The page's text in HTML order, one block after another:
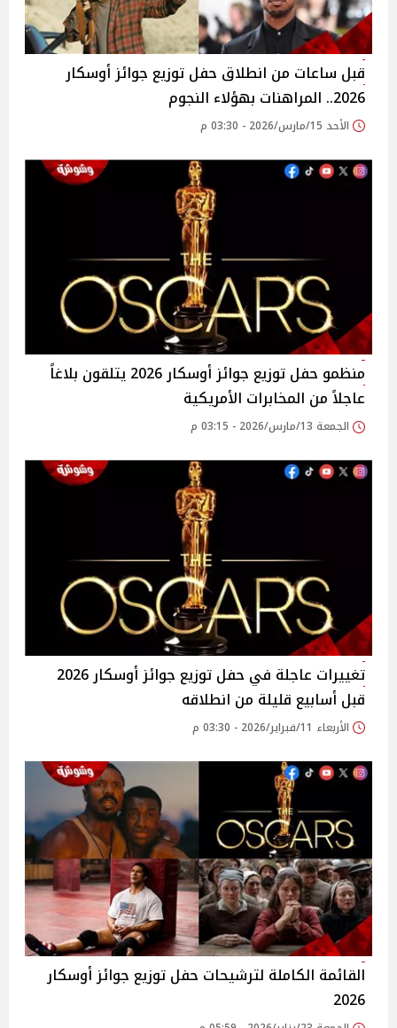
قبل ساعات من انطلاق حفل توزيع جوائز أوسكار
2026.. المراهنات بهؤلاء النجوم
الأحد 15/مارس/2026 - 03:30 م
منظمو حفل توزيع جوائز أوسكار 2026 يتلقون بلاغاً
عاجلاً من المخابرات الأمريكية
الجمعة 13/مارس/2026 - 03:15 م
تغييرات عاجلة في حفل توزيع جوائز أوسكار 2026
قبل أسابيع قليلة من انطلاقه
الأربعاء 11/فبراير/2026 - 03:30 م
القائمة الكاملة لترشيحات حفل توزيع جوائز أوسكار
2026